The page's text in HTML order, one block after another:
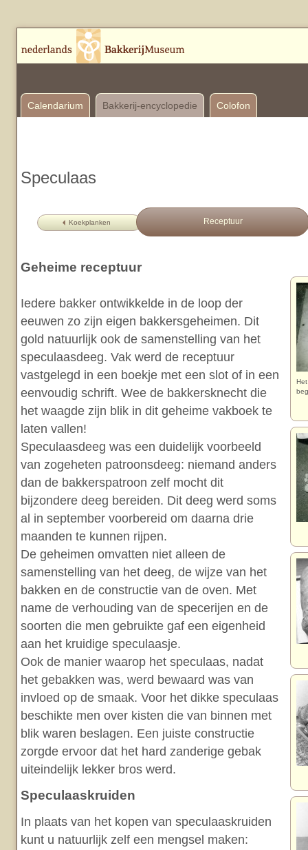
Calendarium Bakkerij-encyclopedie Colofon
Speculaas
Koekplanken Receptuur
Geheime receptuur
Iedere bakker ontwikkelde in de loop der
eeuwen zo zijn eigen bakkersgeheimen. Dit
gold natuurlijk ook de samenstelling van het
speculaasdeeg. Vak werd de receptuur
vastgelegd in een boekje met een slot of in een
eenvoudig schrift. Wee de bakkersknecht die
het waagde zijn blik in dit geheime vakboek te
laten vallen!
Speculaasdeeg was een duidelijk voorbeeld
van zogeheten patroonsdeeg: niemand anders
dan de bakkerspatroon zelf mocht dit
bijzondere deeg bereiden. Dit deeg werd soms
al in september voorbereid om daarna drie
maanden te kunnen rijpen.
De geheimen omvatten niet alleen de
samenstelling van het deeg, de wijze van het
bakken en de constructie van de oven. Met
name de verhouding van de specerijen en de
soorten die men gebruikte gaf een eigenheid
aan het kruidige speculaasje.
Ook de manier waarop het speculaas, nadat
het gebakken was, werd bewaard was van
invloed op de smaak. Voor het dikke speculaas
beschikte men over kisten die van binnen met
blik waren beslagen. Een juiste constructie
zorgde ervoor dat het hard zanderige gebak
uiteindelijk lekker bros werd.
Speculaaskruiden
In plaats van het kopen van speculaaskruiden
kunt u natuurlijk zelf een mengsel maken: